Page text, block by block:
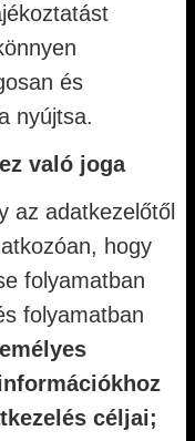
és
nyújtsa.
való joga
az adatkezelőtől
hogy
folyamatban
folyamatban
céljai;